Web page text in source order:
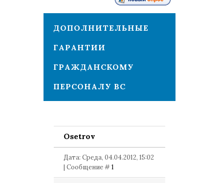
ДОПОЛНИТЕЛЬНЫЕ
ГАРАНТИИ
ГРАЖДАНСКОМУ
ПЕРСОНАЛУ ВС
Osetrov
Дата: Среда, 04.04.2012, 15:02
| Сообщение #1